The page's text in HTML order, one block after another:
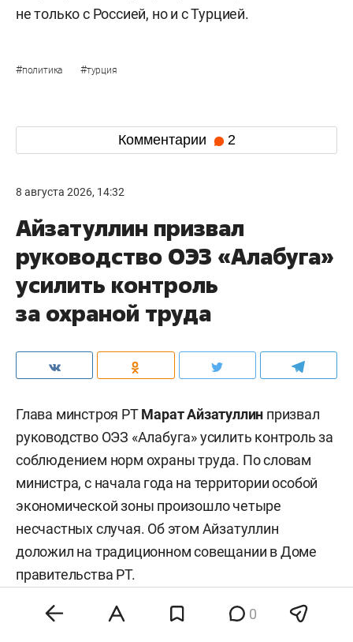
не только с Россией, но и с Турцией.
#политика #турция
Комментарии 2
8 августа 2026, 14:32
Айзатуллин призвал
руководство ОЭЗ «Алабуга»
усилить контроль
за охраной труда
Глава минстроя РТМарат Айзатуллин призвал
руководство ОЭЗ «Алабуга» усилить контроль за
соблюдением норм охраны труда. По словам
министра, с начала года на территории особой
экономической зоны произошло четыре
несчастных случая. Об этом Айзатуллин
доложил на традиционном совещании в Доме
правительства РТ.
0